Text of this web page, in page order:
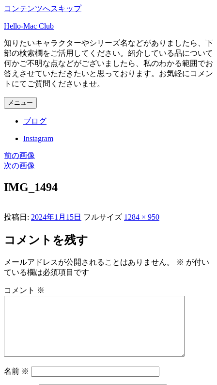
コンテンツへスキップ
Hello-Mac Club
知りたいキャラクターやシリーズ名などがありましたら、下
部の検索欄をご活用してください。紹介している品について
何かご不明な点などがございましたら、私のわかる範囲でお
答えさせていただきたいと思っております。お気軽にコメン
トにてご質問くださいませ。
メニュー
ブログ
Instagram
前の画像
次の画像
IMG_1494
投稿日: 2024年1月15日 フルサイズ 1284 × 950
コメントを残す
メールアドレスが公開されることはありません。 ※ が付い
ている欄は必須項目です
コメント ※
名前 ※